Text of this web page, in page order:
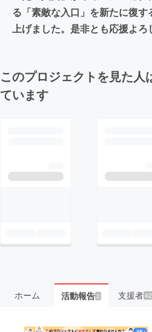
る「素敵な入口」を新たに復
上げました。是非とも応援よろ
このプロジェクトを見た人
ています
ホーム 活動報告3 支援者42